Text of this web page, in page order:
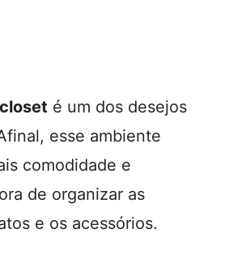
é um dos desejos
esse ambiente
comodidade e
de organizar as
e os acessórios.